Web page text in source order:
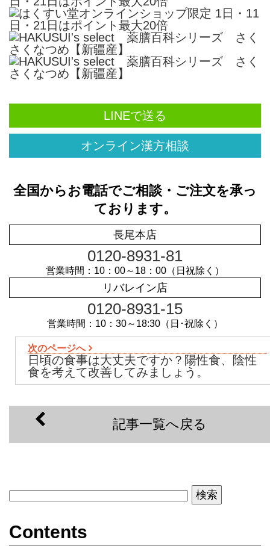
LINEで送る
オンライン漢方相談
全国からお電話でご相談・ご注文を承っ
ております。
長尾本店
0120-8931-81
営業時間：10：00～18：00（日祝除く）
リバレイン店
0120-8931-15
営業時間：10：30～18:30（日･祝除く）
次のページへ
日頃の食事は大丈夫ですか？陽性食、陰性
食を考えて改善してみましょう。
記事一覧へ戻る
Contents